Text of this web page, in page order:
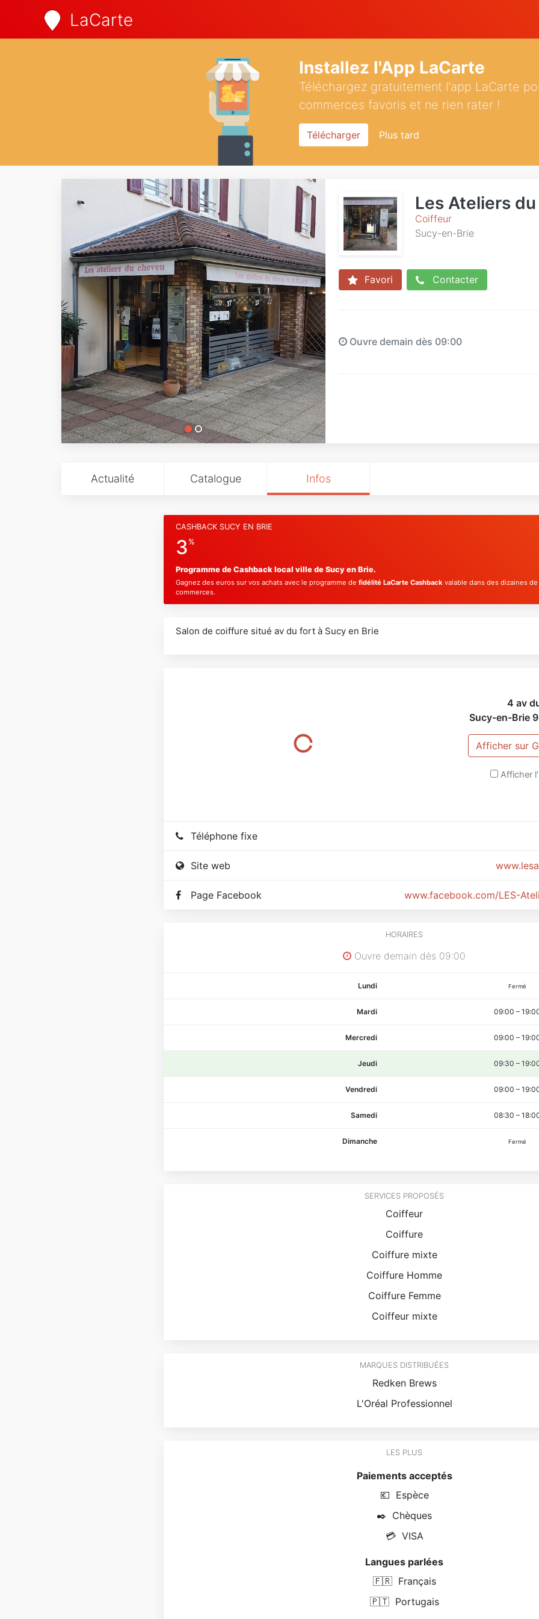
LaCarte
Installez l'App LaCarte
Téléchargez gratuitement l'app LaCarte
commerces favoris et ne rien rater !
Télécharger Plus tard
Les Ateliers
Coiffeur
Sucy-en-Brie
Favori Contacter
Ouvre demain dès 09:00
Actualité Catalogue Infos
CASHBACK SUCY EN BRIE
3 %
Programme de Cashback local ville de Sucy en Brie.
Gagnez des euros sur vos achats avec le programme de fidélité LaCarte Cashback valable dans des dizaines de
commerces.
Salon de coiffure situé av du fort à Sucy en Brie
4 av
Sucy-en-Brie
Afficher sur
Afficher
Téléphone fixe
Site web
www.facebook.com/LES-
Page Facebook
HORAIRES
Ouvre demain dès 09:00
Lundi Fermé
Mardi 09:00 –
Mercredi 09:00 –
Jeudi 09:30 –
Vendredi 09:00 –
Samedi 08:30 –
Dimanche Fermé
SERVICES PROPOSÉS
Coiffeur
Coiffure
Coiffure mixte
Coiffure Homme
Coiffure Femme
Coiffeur mixte
MARQUES DISTRIBUÉES
Redken Brews
L'Oréal Professionnel
LES PLUS
Paiements acceptés
💶 Espèce
✒️ Chèques
💳 VISA
Langues parlées
🇫🇷 Français
🇵🇹 Portugais